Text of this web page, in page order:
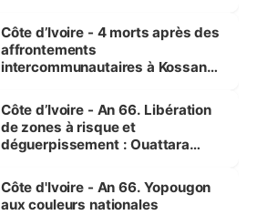
générations futures »
Côte d’Ivoire - 4 morts après des
affrontements
intercommunautaires à Kossandji
milieu des sinistrés
Côte d’Ivoire - An 66. Libération
de zones à risque et
déguerpissement : Ouattara
l'Etat de droit pour préserver les
vies humaines »
Côte d'Ivoire - An 66. Yopougon
aux couleurs nationales